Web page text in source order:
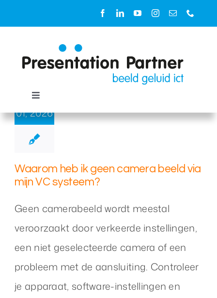
naar
Toggle
Oplossingen
Diensten
Over ons
Nieuws
7
01, 2026
Waarom heb ik geen camera beeld via
mijn VC systeem?
Geen camerabeeld wordt meestal
veroorzaakt door verkeerde instellingen,
een niet geselecteerde camera of een
probleem met de aansluiting. Controleer
je apparaat, software-instellingen en